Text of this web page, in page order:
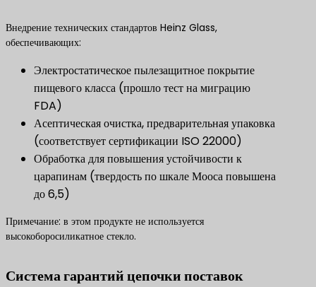
Внедрение технических стандартов Heinz Glass,
обеспечивающих:
Электростатическое пылезащитное покрытие
пищевого класса (прошло тест на миграцию
FDA)
Асептическая очистка, предварительная упаковка
(соответствует сертификации ISO 22000)
Обработка для повышения устойчивости к
царапинам (твердость по шкале Мооса повышена
до 6,5)
Примечание: в этом продукте не используется
высокоборосиликатное стекло.
Система гарантий цепочки поставок